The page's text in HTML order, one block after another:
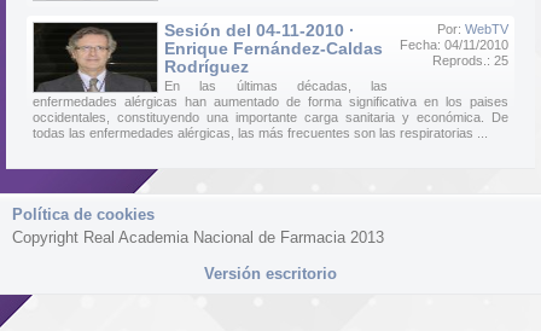
Por: WebTV
Fecha: 04/11/2010
Reprods.: 25
Sesión del 04-11-2010 ·
Enrique Fernández-Caldas
Rodríguez
En las últimas décadas, las
enfermedades alérgicas han aumentado de forma significativa en los paises
occidentales, constituyendo una importante carga sanitaria y económica. De
todas las enfermedades alérgicas, las más frecuentes son las respiratorias ...
Política de cookies
Copyright Real Academia Nacional de Farmacia 2013
Versión escritorio